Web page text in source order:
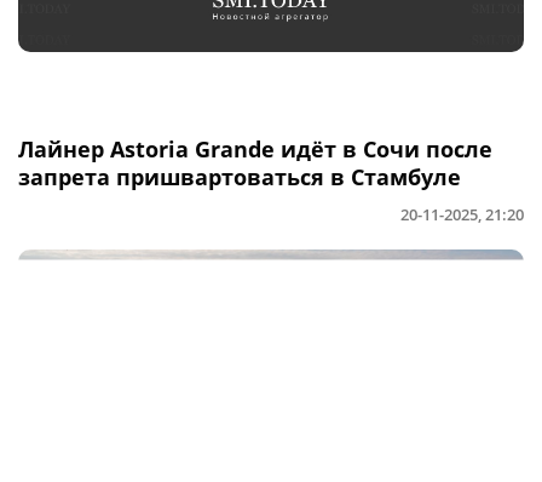
Лайнер Astoria Grande идёт в Сочи после
запрета пришвартоваться в Стамбуле
20-11-2025, 21:20